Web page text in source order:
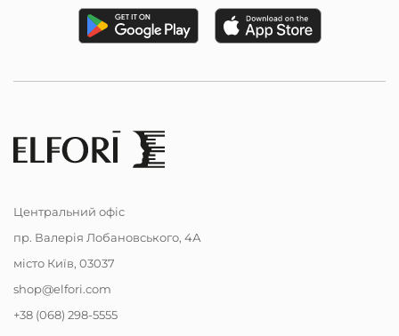
Центральний офіс
пр. Валерія Лобановського, 4А
місто Київ, 03037
shop@elfori.com
+38 (068) 298-5555